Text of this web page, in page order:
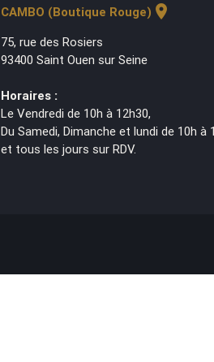
CAMBO (Boutique Rouge) location_on
75, rue des Rosiers
93400 Saint Ouen sur Seine
Horaires :
Le Vendredi de 10h à 12h30,
Du Samedi, Dimanche et lundi de 10h à
et tous les jours sur RDV.